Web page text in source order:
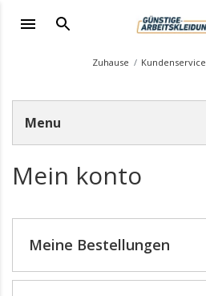
Zuhause Kundenservice
Menu
Mein konto
Meine Bestellungen